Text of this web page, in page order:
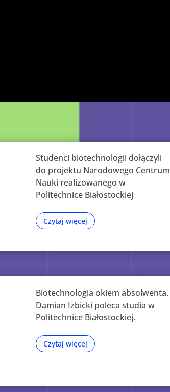
Studenci biotechnologii dołączyli
do projektu Narodowego Centrum
Nauki realizowanego w
Politechnice Białostockiej
Czytaj więcej
Biotechnologia okiem absolwenta.
Damian Izbicki poleca studia w
Politechnice Białostockiej.
Czytaj więcej